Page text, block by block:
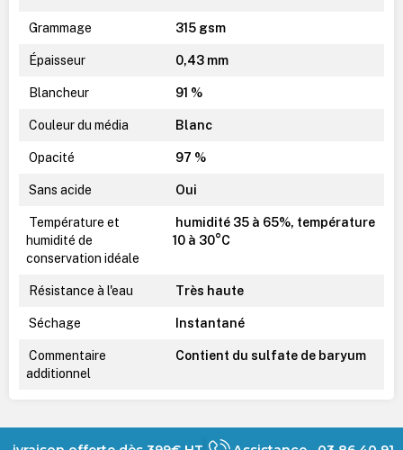
Grammage 315 gsm
Épaisseur 0,43 mm
Blancheur 91 %
Couleur du média Blanc
Opacité 97 %
Sans acide Oui
Température et
humidité de
conservation idéale
humidité 35 à 65%, température
10 à 30°C
Résistance à l'eau Très haute
Séchage Instantané
Commentaire
additionnel
Contient du sulfate de baryum